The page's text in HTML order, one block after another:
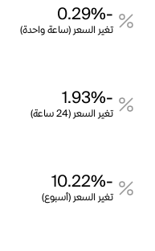
-0.29%
تغير السعر (ساعة واحدة)
-1.93%
تغير السعر (24 ساعة)
-10.22%
تغير السعر (أسبوع)